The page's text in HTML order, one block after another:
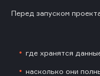
Перед запуском
где хранятся
насколько они